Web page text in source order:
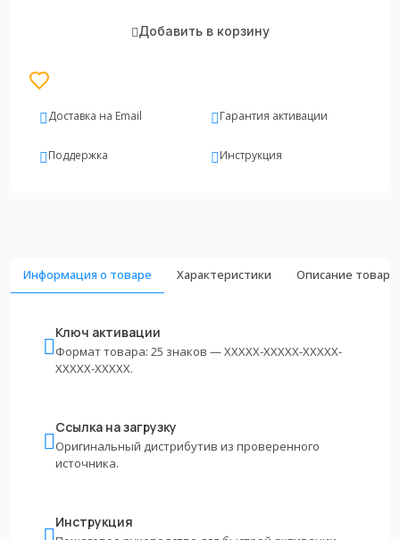
Добавить в корзину
Доставка на Email Гарантия активации
Поддержка Инструкция
Информация о товаре Характеристики Описание товара
Ключ активации
Формат товара: 25 знаков — XXXXX-XXXXX-XXXXX-
XXXXX-XXXXX.
Ссылка на загрузку
Оригинальный дистрибутив из проверенного
источника.
Инструкция